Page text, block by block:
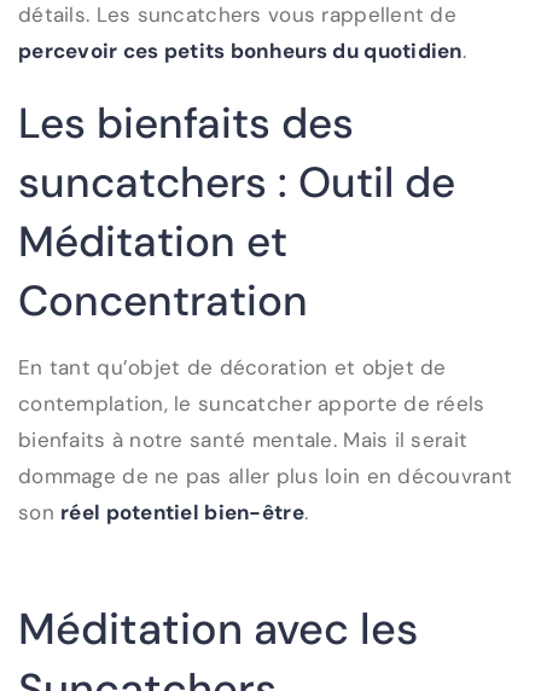
détails. Les suncatchers vous rappellent de
percevoir ces petits bonheurs du quotidien.
Les bienfaits des
suncatchers : Outil de
Méditation et
Concentration
En tant qu’objet de décoration et objet de
contemplation, le suncatcher apporte de réels
bienfaits à notre santé mentale. Mais il serait
dommage de ne pas aller plus loin en découvrant
son réel potentiel bien-être.
Méditation avec les